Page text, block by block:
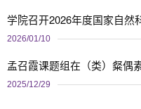
学院召开2026年度国家自然
2026/01/10
2025/12/29